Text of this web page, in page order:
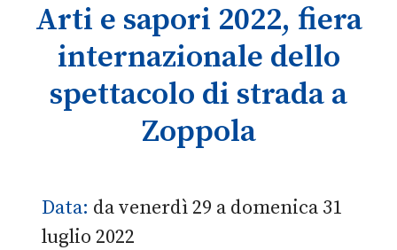
Arti e sapori 2022, fiera
internazionale dello
spettacolo di strada a
Zoppola
Data: da venerdì 29 a domenica 31
luglio 2022